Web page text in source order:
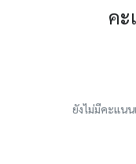
คะ
ยังไม่มีคะแน